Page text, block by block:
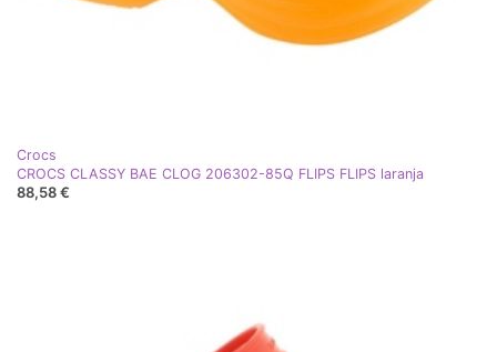
Crocs
CROCS CLASSY BAE CLOG 206302-85Q FLIPS FLIPS laranja
88,58 €